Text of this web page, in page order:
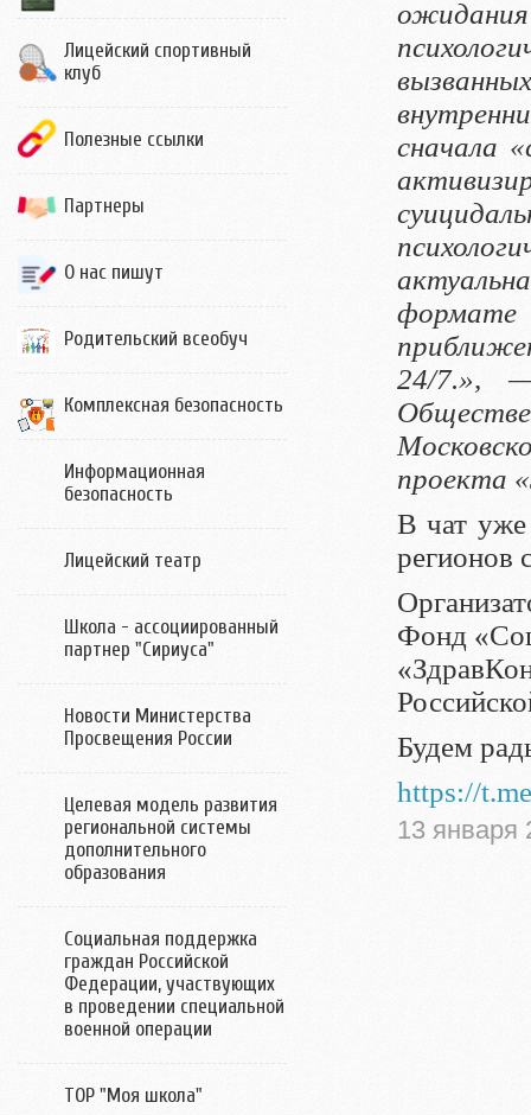
Лицейский спортивный
клуб
Полезные ссылки
Партнеры
О нас пишут
Родительский всеобуч
Комплексная безопасность
Информационная
безопасность
Лицейский театр
Школа - ассоциированный
партнер "Сириуса"
Новости Министерства
Просвещения России
Целевая модель развития
региональной системы
дополнительного
образования
Социальная поддержка
граждан Российской
Федерации, участвующих
в проведении специальной
военной операции
ТОР "Моя школа"
ожидания
сначала
формате
24/7.»,
проекта
В чат уже
регионов
Фонд
Будем
https://
13 января